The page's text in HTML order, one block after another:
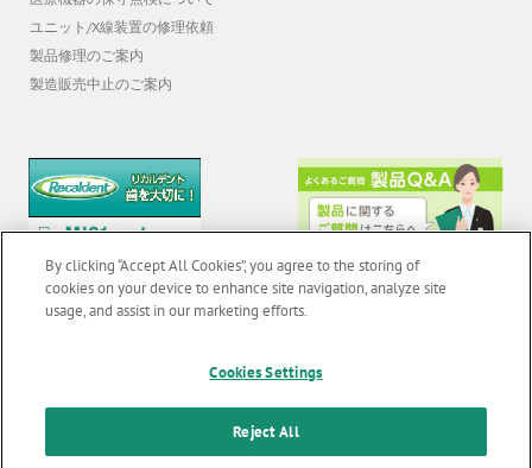
医療機器の保守点検について
ユニット/X線装置の修理依頼
製品修理のご案内
製造販売中止のご案内
F
無断転載禁止 | お問い合わせ
クッキーポリシー| 透明性に関する指針
By clicking “Accept All Cookies”, you agree to the storing of
cookies on your device to enhance site navigation, analyze site
usage, and assist in our marketing efforts.
Cookies Settings
Reject All